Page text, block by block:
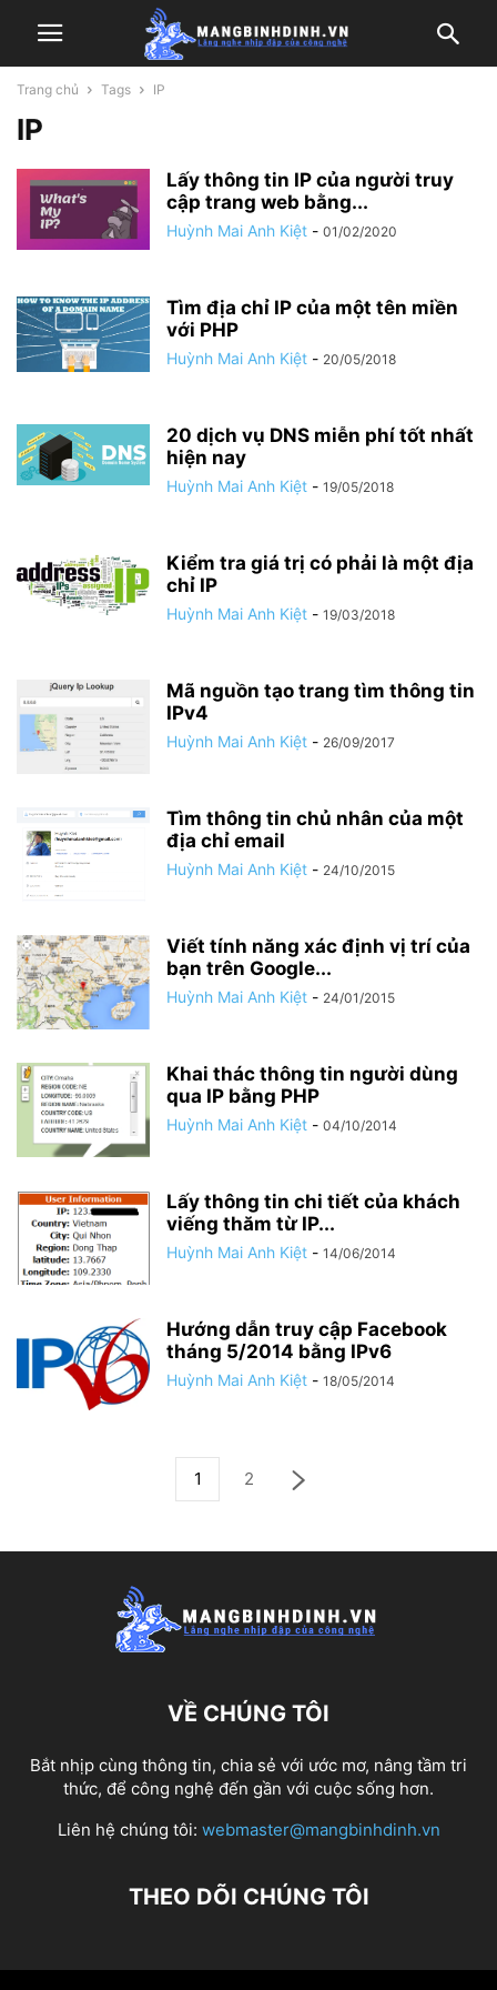
Trang chủ Tags IP
IP
Lấy thông tin IP của người truy
cập trang web bằng...
Huỳnh Mai Anh Kiệt - 01/02/2020
Tìm địa chỉ IP của một tên miền
với PHP
Huỳnh Mai Anh Kiệt - 20/05/2018
20 dịch vụ DNS miễn phí tốt nhất
hiện nay
Huỳnh Mai Anh Kiệt - 19/05/2018
Kiểm tra giá trị có phải là một địa
chỉ IP
Huỳnh Mai Anh Kiệt - 19/03/2018
Mã nguồn tạo trang tìm thông tin
IPv4
Huỳnh Mai Anh Kiệt - 26/09/2017
Tìm thông tin chủ nhân của một
địa chỉ email
Huỳnh Mai Anh Kiệt - 24/10/2015
Viết tính năng xác định vị trí của
bạn trên Google...
Huỳnh Mai Anh Kiệt - 24/01/2015
Khai thác thông tin người dùng
qua IP bằng PHP
Huỳnh Mai Anh Kiệt - 04/10/2014
Lấy thông tin chi tiết của khách
viếng thăm từ IP...
Huỳnh Mai Anh Kiệt - 14/06/2014
Hướng dẫn truy cập Facebook
tháng 5/2014 bằng IPv6
Huỳnh Mai Anh Kiệt - 18/05/2014
1 2
VỀ CHÚNG TÔI
Bắt nhịp cùng thông tin, chia sẻ với ước mơ, nâng tầm tri
thức, để công nghệ đến gần với cuộc sống hơn.
Liên hệ chúng tôi: webmaster@mangbinhdinh.vn
THEO DÕI CHÚNG TÔI